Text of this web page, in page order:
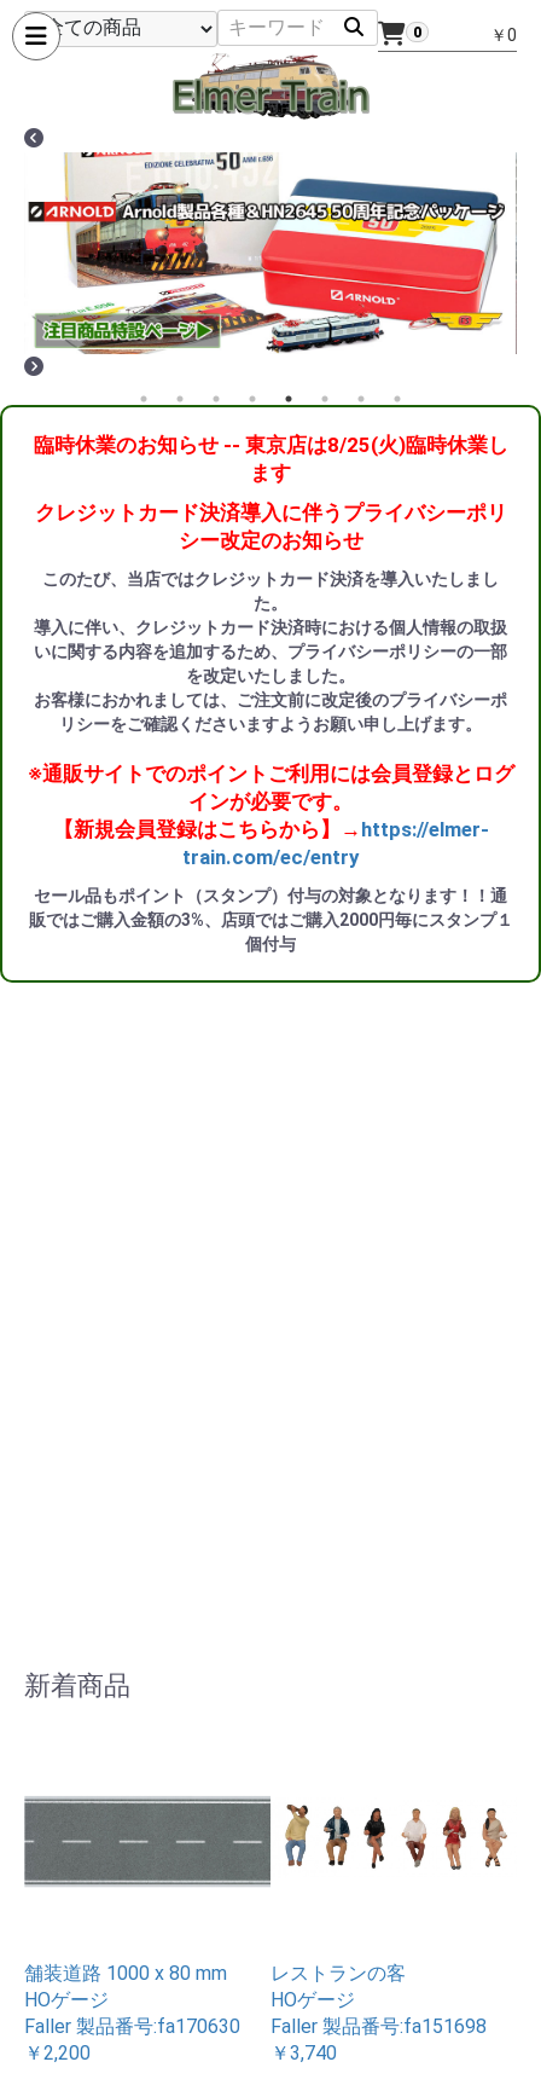
0 ￥0
臨時休業のお知らせ -- 東京店は8/25(火)臨時休業し
ます
クレジットカード決済導入に伴うプライバシーポリ
シー改定のお知らせ
このたび、当店ではクレジットカード決済を導入いたしまし
た。
導入に伴い、クレジットカード決済時における個人情報の取扱
いに関する内容を追加するため、プライバシーポリシーの一部
を改定いたしました。
お客様におかれましては、ご注文前に改定後のプライバシーポ
リシーをご確認くださいますようお願い申し上げます。
※通販サイトでのポイントご利用には会員登録とログ
インが必要です。
【新規会員登録はこちらから】→ https://elmer-
train.com/ec/entry
セール品もポイント（スタンプ）付与の対象となります！！通
販ではご購入金額の3%、店頭ではご購入2000円毎にスタンプ１
個付与
新着商品
舗装道路 1000 x 80 mm
HOゲージ
Faller 製品番号:fa170630
￥2,200
レストランの客
HOゲージ
Faller 製品番号:fa151698
￥3,740